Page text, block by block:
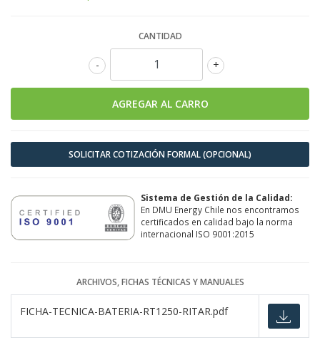
CANTIDAD
+
-
SOLICITAR COTIZACIÓN FORMAL (OPCIONAL)
Sistema de Gestión de la Calidad:
En DMU Energy Chile nos encontramos
certificados en calidad bajo la norma
internacional ISO 9001:2015
ARCHIVOS, FICHAS TÉCNICAS Y MANUALES
FICHA-TECNICA-BATERIA-RT1250-RITAR.pdf